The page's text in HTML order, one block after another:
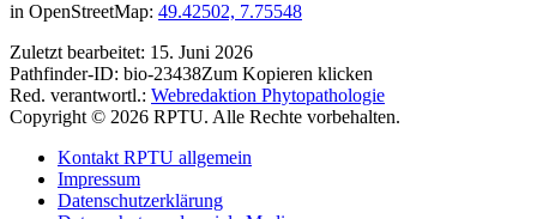
in OpenStreetMap: 49.42502, 7.75548
Zuletzt bearbeitet: 15. Juni 2026
Pathfinder-ID: bio-23438Zum Kopieren klicken
Red. verantwortl.: Webredaktion Phytopathologie
Copyright © 2026 RPTU. Alle Rechte vorbehalten.
Kontakt RPTU allgemein
Impressum
Datenschutzerklärung